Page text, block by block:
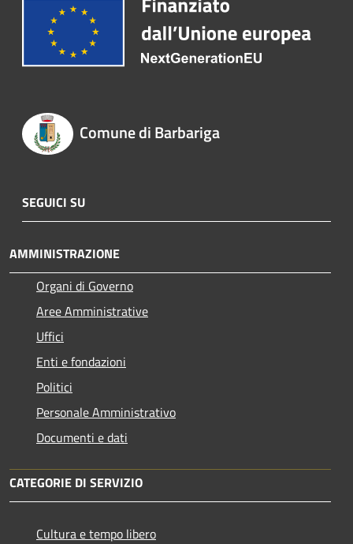
Comune di Barbariga
SEGUICI SU
AMMINISTRAZIONE
Organi di Governo
Aree Amministrative
Uffici
Enti e fondazioni
Politici
Personale Amministrativo
Documenti e dati
CATEGORIE DI SERVIZIO
Cultura e tempo libero